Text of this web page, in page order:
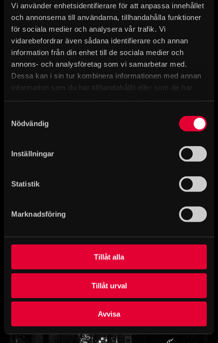
Vi använder enhetsidentifierare för att anpassa innehållet
och annonserna till användarna, tillhandahålla funktioner
för sociala medier och analysera vår trafik. Vi
vidarebefordrar även sådana identifierare och annan
information från din enhet till de sociala medier och
annons- och analysföretag som vi samarbetar med.
Dessa kan i sin tur kombinera informationen med annan
information som du har tillhandahållit eller som de har
Nödvändig
Inställningar
Statistik
Marknadsföring
Tillåt alla
Tillåt urval
Avvisa
Historiska museet – vi är hela Sveriges
museum för historia och arkeologi. Vi berättar
om dramatiska livsöden, maktkamper, kärlek,
fest och vardag från istid till nutid.
Samlingarna består av tio miljoner föremål
från 10 000 år. Här finns bland annat Sveriges
äldsta bevarade klädesplagg, vikingatida
Historiska museet
PM_Ljusspel på Historiska museets